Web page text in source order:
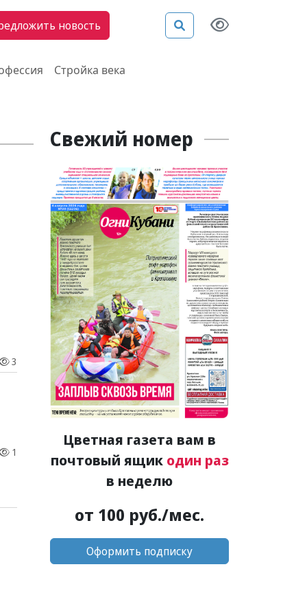
новость
Стройка века
3
1
Свежий номер
Цветная газета вам в
почтовый ящик один раз
в неделю
от 100 руб./мес.
Оформить подписку